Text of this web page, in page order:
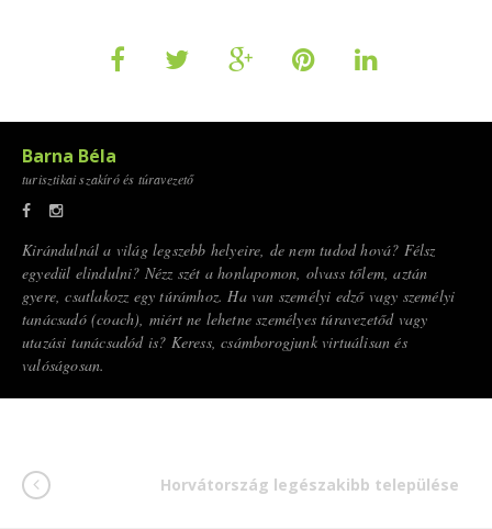
Barna Béla
turisztikai szakíró és túravezető
Kirándulnál a világ legszebb helyeire, de nem tudod hová? Félsz
egyedül elindulni? Nézz szét a honlapomon, olvass tőlem, aztán
gyere, csatlakozz egy túrámhoz. Ha van személyi edző vagy személyi
tanácsadó (coach), miért ne lehetne személyes túravezetőd vagy
utazási tanácsadód is? Keress, csámborogjunk virtuálisan és
valóságosan.
Horvátország legészakibb települése